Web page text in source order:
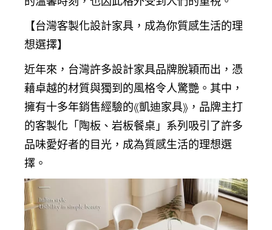
【台灣客製化設計家具，成為你質感生活的理
想選擇】
近年來，台灣許多設計家具品牌脫穎而出，憑
藉卓越的材質與獨到的風格令人驚艷。其中，
擁有十多年銷售經驗的《凱迪家具》，品牌主打
的客製化「陶板、岩板餐桌 」系列吸引了許多
品味愛好者的目光，成為質感生活的理想選
擇。